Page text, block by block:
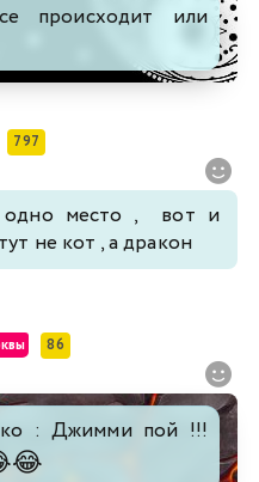
происходит или
797
одно место , вот и
не кот , а дракон
86
: Джимми пой !!!
😂